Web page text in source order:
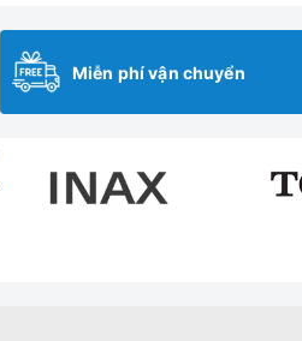
Miễn phí vận chuyển